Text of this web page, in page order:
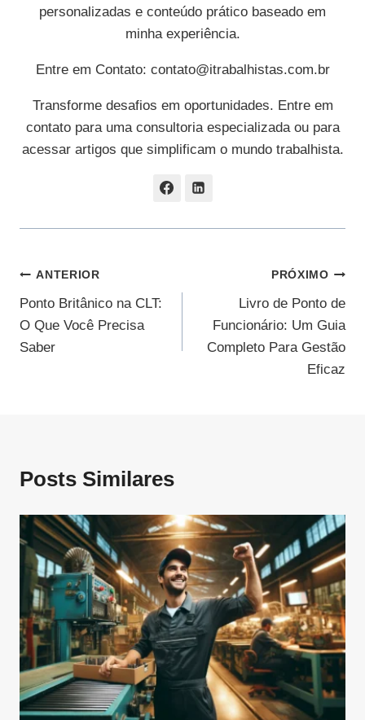
personalizadas e conteúdo prático baseado em
minha experiência.
Entre em Contato: contato@itrabalhistas.com.br
Transforme desafios em oportunidades. Entre em
contato para uma consultoria especializada ou para
acessar artigos que simplificam o mundo trabalhista.
Navegação
De
Post
ANTERIOR
Ponto Britânico na CLT:
O Que Você Precisa
Saber
PRÓXIMO
Livro de Ponto de
Funcionário: Um Guia
Completo Para Gestão
Eficaz
Posts Similares